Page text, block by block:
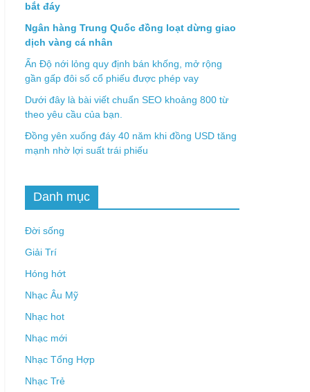
bắt đáy
Ngân hàng Trung Quốc đồng loạt dừng giao
dịch vàng cá nhân
Ấn Độ nới lỏng quy định bán khống, mở rộng
gần gấp đôi số cổ phiếu được phép vay
Dưới đây là bài viết chuẩn SEO khoảng 800 từ
theo yêu cầu của bạn.
Đồng yên xuống đáy 40 năm khi đồng USD tăng
mạnh nhờ lợi suất trái phiếu
Danh mục
Đời sống
Giải Trí
Hóng hớt
Nhạc Âu Mỹ
Nhạc hot
Nhạc mới
Nhạc Tổng Hợp
Nhạc Trẻ